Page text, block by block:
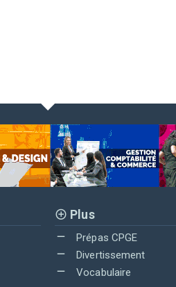
Plus
Prépas CPGE
Divertissement
Vocabulaire